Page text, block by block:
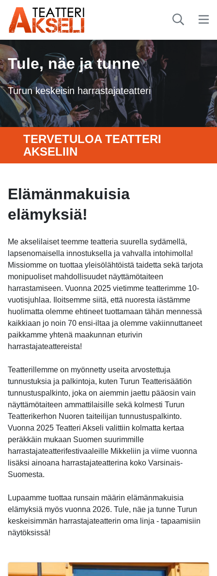
Tule, näe ja tunne
Turun keskeisin harrastajateatteri
TERVETULOA TEATTERI
AKSELIIN
Elämänmakuisia
elämyksiä!
Me akselilaiset teemme teatteria suurella sydämellä,
lapsenomaisella innostuksella ja vahvalla intohimolla!
Missiomme on tuottaa yleisölähtöistä taidetta sekä tarjota
monipuoliset mahdollisuudet näyttämötaiteen
harrastamiseen. Vuonna 2025 vietimme teatterimme 10-
vuotisjuhlaa. Iloitsemme siitä, että nuoresta iästämme
huolimatta olemme ehtineet tuottamaan tähän mennessä
kaikkiaan jo noin 70 ensi-iltaa ja olemme vakiinnuttaneet
paikkamme yhtenä maakunnan eturivin
harrastajateattereista!
Teatterillemme on myönnetty useita arvostettuja
tunnustuksia ja palkintoja, kuten Turun Teatterisäätiön
tunnustuspalkinto, joka on aiemmin jaettu pääosin vain
näyttämötaiteen ammattilaisille sekä kolmesti Turun
Teatterikerhon Nuoren taiteilijan tunnustuspalkinto.
Vuonna 2025 Teatteri Akseli valittiin kolmatta kertaa
peräkkäin mukaan Suomen suurimmille
harrastajateatterifestivaaleille Mikkeliin ja viime vuonna
lisäksi ainoana harrastajateatterina koko Varsinais-
Suomesta.
Lupaamme tuottaa runsain määrin elämänmakuisia
elämyksiä myös vuonna 2026. Tule, näe ja tunne Turun
keskeisimmän harrastajateatterin oma linja - tapaamisiin
näytöksissä!